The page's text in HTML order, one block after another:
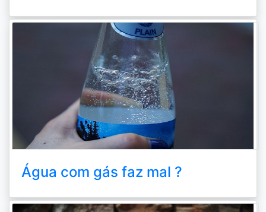
Água com gás faz mal ?